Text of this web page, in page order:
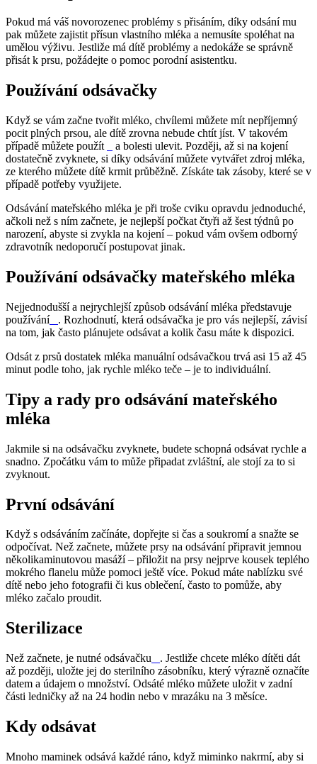
Pokud má váš novorozenec problémy s přisáním, díky odsání mu
pak můžete zajistit přísun vlastního mléka a nemusíte spoléhat na
umělou výživu. Jestliže má dítě problémy a nedokáže se správně
Když se vám začne tvořit mléko, chvílemi můžete mít nepříjemný
pocit plných prsou, ale dítě zrovna nebude chtít jíst. V takovém
případě můžete použít
a bolesti ulevit. Později, až si na kojení
dostatečně zvyknete, si díky odsávání můžete vytvářet zdroj mléka,
ze kterého můžete dítě krmit průběžně. Získáte tak zásoby, které se v
Odsávání mateřského mléka je při troše cviku opravdu jednoduché,
ačkoli než s ním začnete, je nejlepší počkat čtyři až šest týdnů po
narození, abyste si zvykla na kojení – pokud vám ovšem odborný
Nejjednodušší a nejrychlejší způsob odsávání mléka představuje
používání
. Rozhodnutí, která odsávačka je pro vás nejlepší, závisí
Odsát z prsů dostatek mléka manuální odsávačkou trvá asi 15 až 45
Tipy a rady pro odsávání mateřského
Jakmile si na odsávačku zvyknete, budete schopná odsávat rychle a
snadno. Zpočátku vám to může připadat zvláštní, ale stojí za to si
Když s odsáváním začínáte, dopřejte si čas a soukromí a snažte se
odpočívat. Než začnete, můžete prsy na odsávání připravit jemnou
několikaminutovou masáží – přiložit na prsy nejprve kousek teplého
mokrého flanelu může pomoci ještě více. Pokud máte nablízku své
dítě nebo jeho fotografii či kus oblečení, často to pomůže, aby
Než začnete, je nutné odsávačku
. Jestliže chcete mléko dítěti dát
až později, uložte jej do sterilního zásobníku, který výrazně označíte
datem a údajem o množství. Odsáté mléko můžete uložit v zadní
Mnoho maminek odsává každé ráno, když miminko nakrmí, aby si